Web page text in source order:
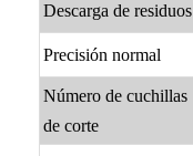
Descarga de residuos
Precisión normal
Número de cuchillas
de corte